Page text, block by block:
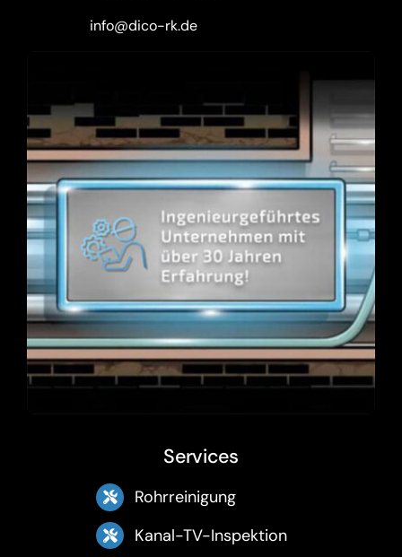
info@dico-rk.de
Services
Rohrreinigung
Kanal-TV-Inspektion